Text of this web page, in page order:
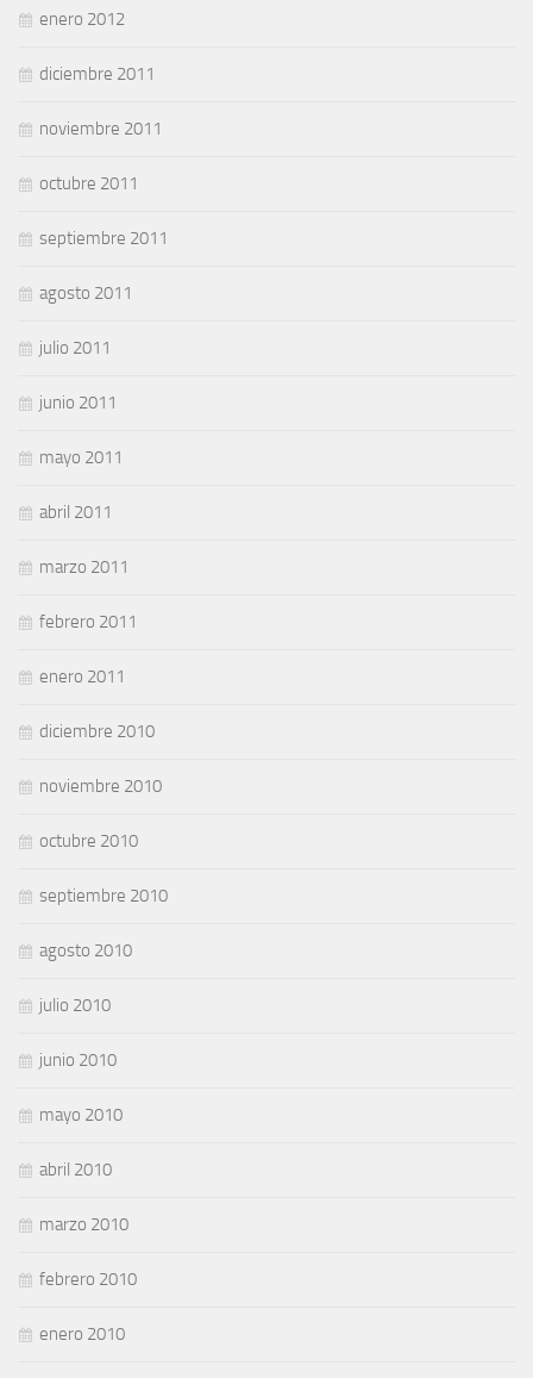
enero 2012
diciembre 2011
noviembre 2011
octubre 2011
septiembre 2011
agosto 2011
julio 2011
junio 2011
mayo 2011
abril 2011
marzo 2011
febrero 2011
enero 2011
diciembre 2010
noviembre 2010
octubre 2010
septiembre 2010
agosto 2010
julio 2010
junio 2010
mayo 2010
abril 2010
marzo 2010
febrero 2010
enero 2010